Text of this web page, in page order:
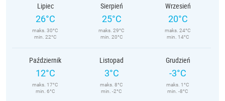
Lipiec
26°C
maks. 30°C
min. 22°C
Sierpień
25°C
maks. 29°C
min. 20°C
Wrzesień
20°C
maks. 24°C
min. 14°C
Październik
12°C
maks. 17°C
min. 6°C
Listopad
3°C
maks. 8°C
min. -2°C
Grudzień
-3°C
maks. 1°C
min. -8°C